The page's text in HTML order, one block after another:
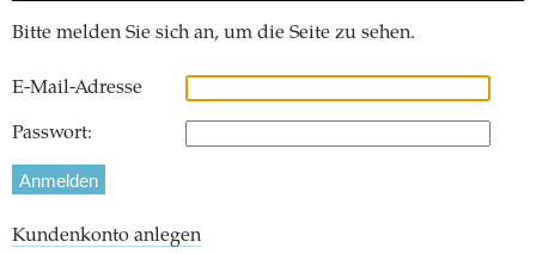
Bitte melden Sie sich an, um die Seite zu sehen.
E-Mail-Adresse
Passwort:
Kundenkonto anlegen